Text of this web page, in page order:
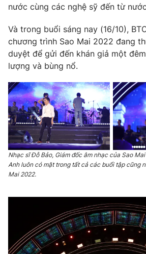
Email: toasoan@vtv.vn
® Cấm sao chép dưới mọi hình thức nếu
thuận bằng văn bản. Ghi rõ nguồn
nước cùng các nghệ sỹ đến từ
Và trong buổi sáng nay (16/10),
chương trình Sao Mai 2022 đang
duyệt để gửi đến khán giả một
lượng và bùng nổ.
Nhạc sĩ Đỗ Bảo, Giám đốc âm nhạc của Sao
Anh luôn có mặt trong tất cả các buổi tập cũng
Mai 2022.